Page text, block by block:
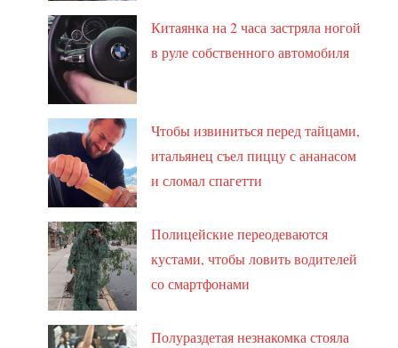
Китаянка на 2 часа застряла ногой
в руле собственного автомобиля
Чтобы извиниться перед тайцами,
итальянец съел пиццу с ананасом
и сломал спагетти
Полицейские переодеваются
кустами, чтобы ловить водителей
со смартфонами
Полураздетая незнакомка стояла